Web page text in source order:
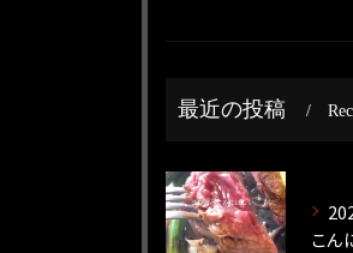
最近の投稿